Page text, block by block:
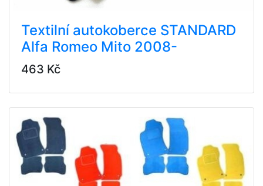
Textilní autokoberce STANDARD
Alfa Romeo Mito 2008-
463 Kč